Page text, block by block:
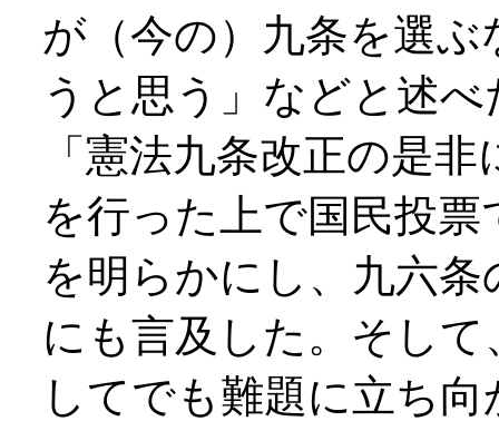
が（今の）九条を選
うと思う」などと述
「憲法九条改正の是
を行った上で国民投
を明らかにし、九六
にも言及した。そし
してでも難題に立ち